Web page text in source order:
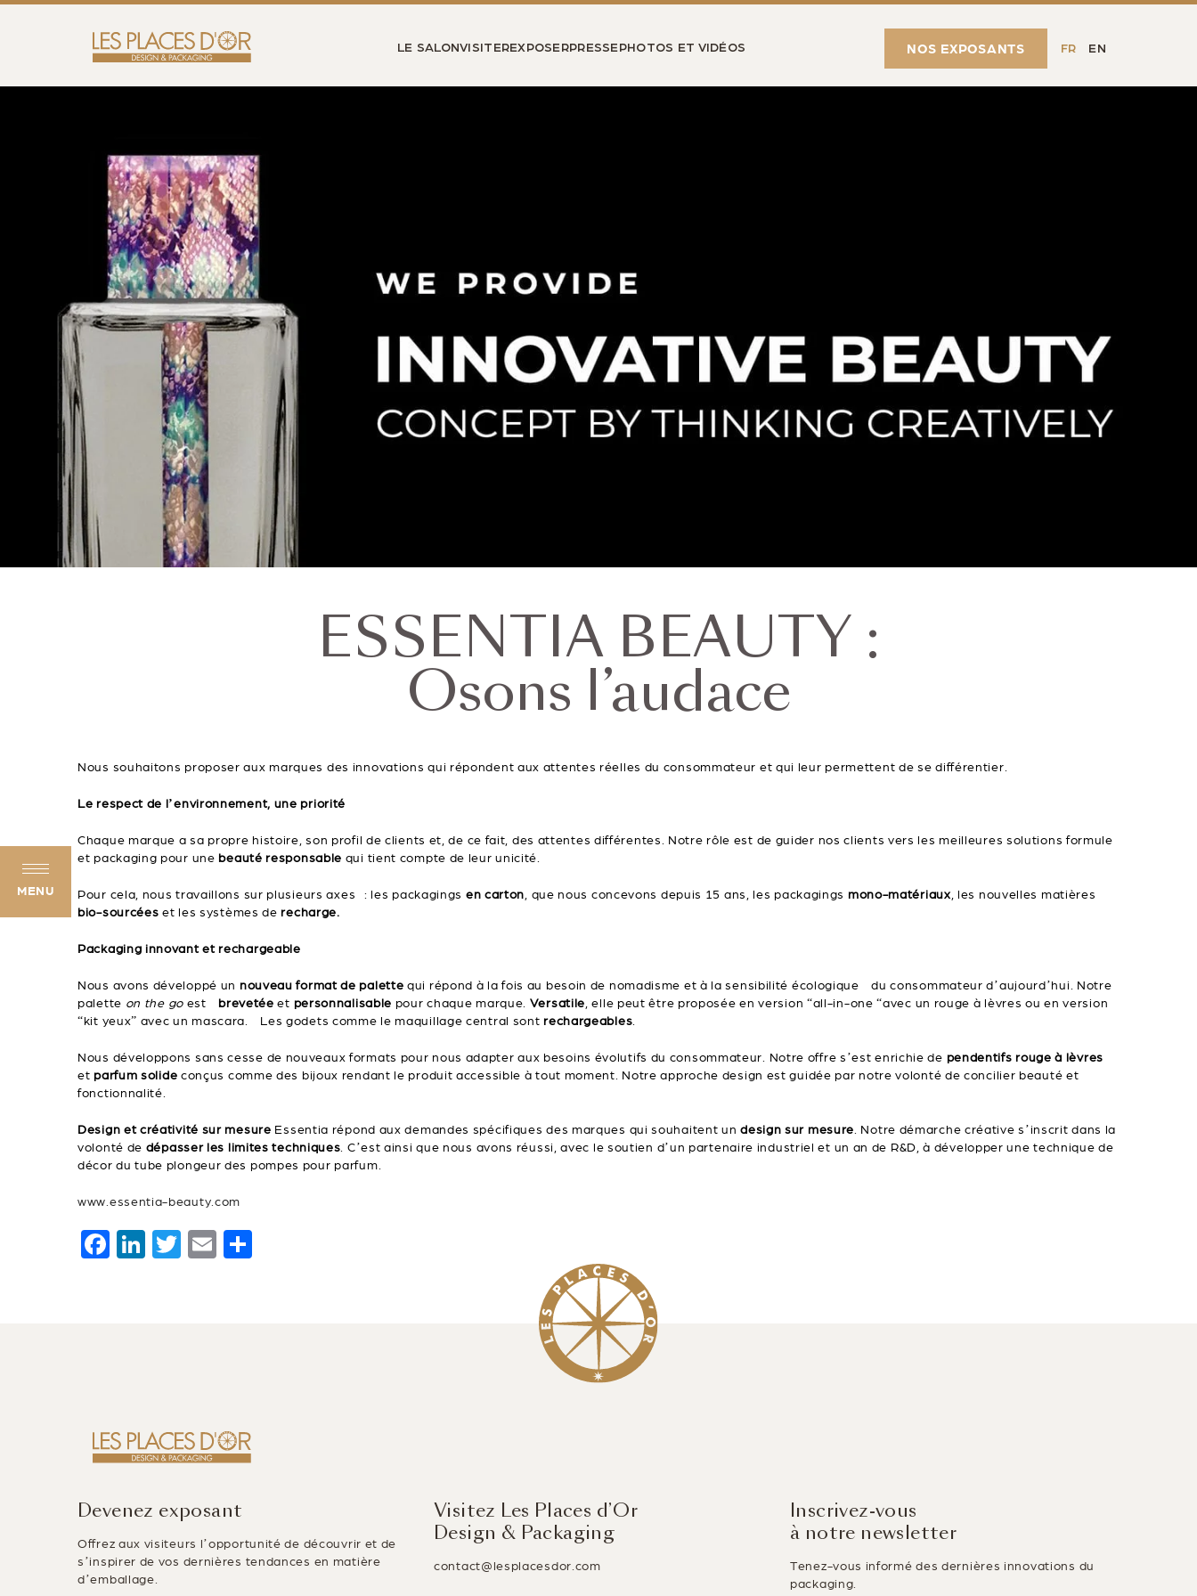
MENU
LE SALONVISITEREXPOSERPRESSE PHOTOS ET VIDÉOS NOS EXPOSANTS FR EN
ESSENTIA BEAUTY :
Osons l’audace
Nous souhaitons proposer aux marques des innovations qui répondent aux attentes réelles du consommateur et qui leur permettent de se différentier.
Le respect de l’environnement, une priorité
Chaque marque a sa propre histoire, son profil de clients et, de ce fait, des attentes différentes. Notre rôle est de guider nos clients vers les meilleures solutions formule
et packaging pour une beauté responsable qui tient compte de leur unicité.
Pour cela, nous travaillons sur plusieurs axes : les packagings en carton , que nous concevons depuis 15 ans, les packagings mono-matériaux , les nouvelles matières
bio-sourcées et les systèmes de recharge.
Packaging innovant et rechargeable
Nous avons développé un nouveau format de palette qui répond à la fois au besoin de nomadisme et à la sensibilité écologique du consommateur d’aujourd’hui. Notre
palette on the goest brevetéeet personnalisable pour chaque marque. Versatile , elle peut être proposée en version “all-in-one “avec un rouge à lèvres ou en version
“kit yeux” avec un mascara. Les godets comme le maquillage central sont rechargeables
Nous développons sans cesse de nouveaux formats pour nous adapter aux besoins évolutifs du consommateur. Notre offre s’est enrichie de pendentifs rouge à lèvres
et parfum solide conçus comme des bijoux rendant le produit accessible à tout moment. Notre approche design est guidée par notre volonté de concilier beauté et
fonctionnalité.
Design et créativité sur mesure Essentia répond aux demandes spécifiques des marques qui souhaitent undesign sur mesure . Notre démarche créative s’inscrit dans la
volonté de dépasser les limites techniques . C’est ainsi que nous avons réussi, avec le soutien d’un partenaire industriel et un an de R&D, à développer une technique de
décor du tube plongeur des pompes pour parfum.
www.essentia-beauty.com
F
k
Li
T
E
Devenez exposant
Offrez aux visiteurs l’opportunité de découvrir et de
s’inspirer de vos dernières tendances en matière
d’emballage.
Visitez Les Places d’Or
Design & Packaging
contact@lesplacesdor.com
Inscrivez-vous
à notre newsletter
Tenez-vous informé des dernières innovations du
packaging.